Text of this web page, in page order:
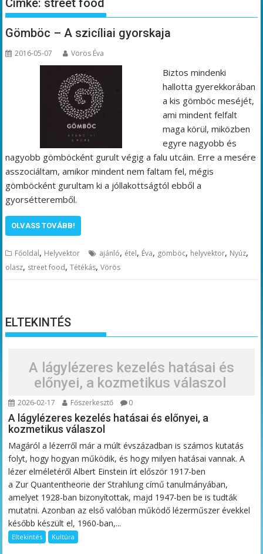
Címke: street food
Gömböc – A szicíliai gyorskaja
2016-05-07 Vörös Éva
Biztos mindenki
hallotta gyerekkorában
a kis gömböc meséjét,
ami mindent felfalt
maga körül, miközben
egyre nagyobb és
nagyobb gömböcként gurult végig a falu utcáin. Erre a mesére
asszociáltam, amikor mindent nem faltam fel, mégis
gömböcként gurultam ki a jóllakottságtól ebből a
gyorsétteremből.
OLVASS TOVÁBB!
Főoldal, Helyvektor ajánló, étel, Éva, gömböc, helyvektor, Nyúz,
olasz, street food,Tétékás,Vörös
ELTEKINTÉS
A lágylézeres kezelés hatásai és
előnyei, a kozmetikus válaszol
2026-02-17 Főszerkesztő 0
A lágylézeres kezelés hatásai és előnyei, a
kozmetikus válaszol
Magáról a lézerről már a múlt évszázadban is számos kutatás
folyt, hogy hogyan működik, és hogy milyen hatásai vannak. A
lézer elméletéről Albert Einstein írt először 1917-ben
a Zur Quantentheorie der Strahlung című tanulmányában,
amelyet 1928-ban bizonyítottak, majd 1947-ben be is tudták
mutatni. Azonban az első valóban működő lézerműszer évekkel
később készült el, 1960-ban,...
Eltekintés Kultúra